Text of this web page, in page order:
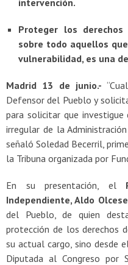
Proteger los
sobre todo aquellos
vulnerabilidad, es una
Madrid 13 de junio.-
Defensor del Pueblo y
para solicitar que investigue
irregular de la
señaló Soledad Becerril,
la Tribuna organizada por
En su presentación, el
Independiente, Aldo Olcese
del Pueblo, de quien
protección de los derechos
su actual cargo, sino desde
Diputada al Congreso por